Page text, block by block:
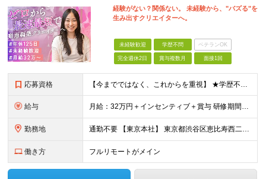
経験がない？関係ない。 未経験から、"バズる"を
生み出すクリエイターへ。
未経験歓迎 学歴不問 ベテランOK
完全週休2日 賞与複数月 面接1回
応募資格 【今までではなく、これからを重視】 ★学歴不問 ★職種未経験歓迎 ★業種未経験歓迎 ★社会人未経験歓迎 ★第二新卒歓迎 ★ブランクOK ★動画編集・デザイン制作の勉強を独学でしている方など ※基礎的
給与 月給：32万円＋インセンティブ＋賞与 研修期間中：月給25万円～ ＼ 頑張りはしっかり評価！ ／ 研修期間中でも、スキルの習得状況や成果に応じて月給27万円へ昇給が可能です。 【研修期間】 期
勤務地 通勤不要 【東京本社】 東京都渋谷区恵比寿西二丁目8番4号 EX恵比寿西ビル5階
働き方 フルリモートがメイン